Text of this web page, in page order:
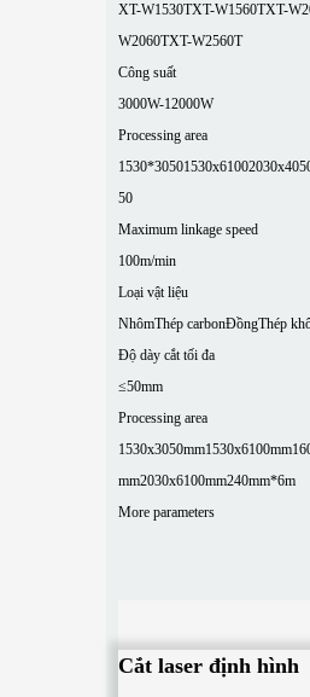
XT-W1530TXT-W1560TXT-
W2060TXT-W2560T
Công suất
3000W-12000W
Processing area
1530*30501530x6100
50
Maximum linkage speed
100m/min
Loại vật liệu
NhômThép carbonĐồngThép
Độ dày cắt tối đa
≤50mm
Processing area
1530x3050mm1530x6100mm
mm2030x6100mm240mm*6m
More parameters
Cắt laser định hình